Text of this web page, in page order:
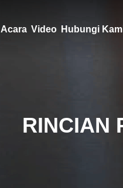
Acara Video Hubungi
RINCIAN